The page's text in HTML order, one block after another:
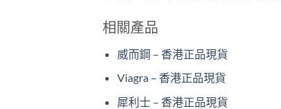
相關產品
威而鋼 – 香港正品現貨
Viagra – 香港正品現貨
犀利士 – 香港正品現貨